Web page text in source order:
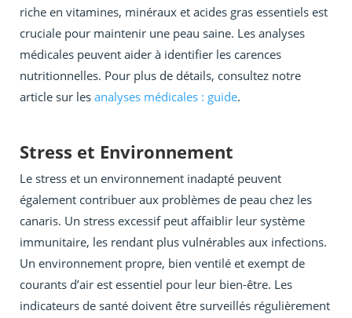
riche en vitamines, minéraux et acides gras essentiels est
cruciale pour maintenir une peau saine. Les analyses
médicales peuvent aider à identifier les carences
nutritionnelles. Pour plus de détails, consultez notre
article sur les analyses médicales : guide.
Stress et Environnement
Le stress et un environnement inadapté peuvent
également contribuer aux problèmes de peau chez les
canaris. Un stress excessif peut affaiblir leur système
immunitaire, les rendant plus vulnérables aux infections.
Un environnement propre, bien ventilé et exempt de
courants d’air est essentiel pour leur bien-être. Les
indicateurs de santé doivent être surveillés régulièrement